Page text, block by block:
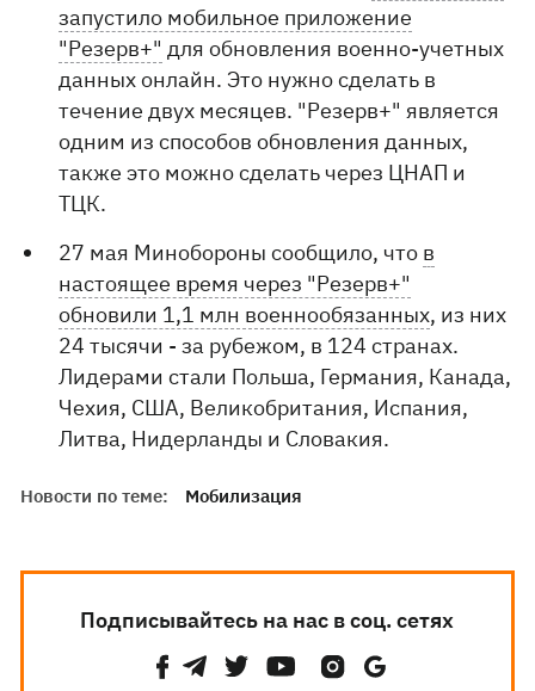
запустило мобильное приложение
"Резерв+" для обновления военно-учетных
данных онлайн. Это нужно сделать в
течение двух месяцев. "Резерв+" является
одним из способов обновления данных,
также это можно сделать через ЦНАП и
ТЦК.
27 мая Минобороны сообщило, что в
настоящее время через "Резерв+"
обновили 1,1 млн военнообязанных, из них
24 тысячи - за рубежом, в 124 странах.
Лидерами стали Польша, Германия, Канада,
Чехия, США, Великобритания, Испания,
Литва, Нидерланды и Словакия.
Новости по теме: Мобилизация
Подписывайтесь на нас в соц. сетях